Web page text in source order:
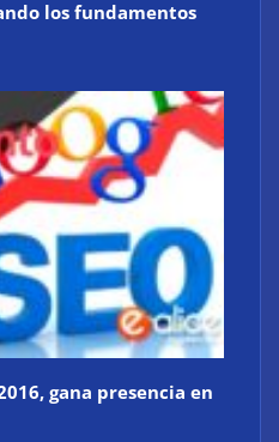
los fundamentos
gana presencia en